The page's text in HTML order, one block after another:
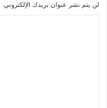
لن يتم نشر عنوان بريدك الإلكتروني.